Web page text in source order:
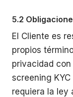
5.2
El Cliente es
propios
privacidad con
screening
requiera la ley